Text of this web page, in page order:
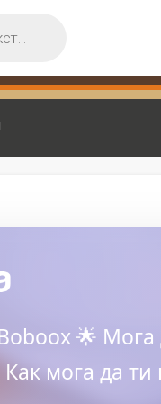
🌟
мога да ти